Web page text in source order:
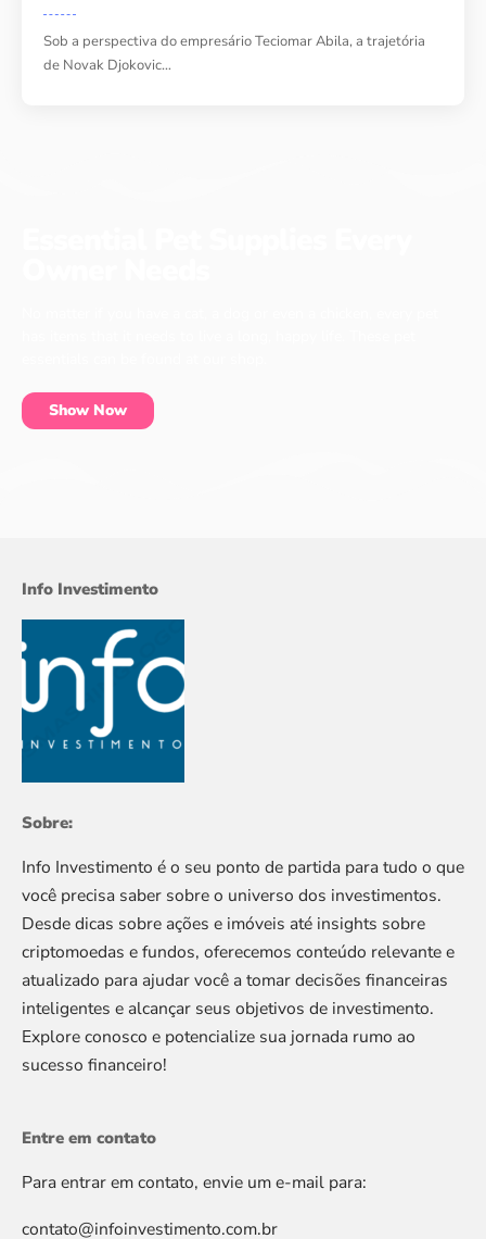
Sob a perspectiva do empresário Teciomar Abila, a trajetória
de Novak Djokovic…
Show Now
Info Investimento
Sobre:
Info Investimento é o seu ponto de partida para tudo o que
você precisa saber sobre o universo dos investimentos.
Desde dicas sobre ações e imóveis até insights sobre
criptomoedas e fundos, oferecemos conteúdo relevante e
atualizado para ajudar você a tomar decisões financeiras
inteligentes e alcançar seus objetivos de investimento.
Explore conosco e potencialize sua jornada rumo ao
sucesso financeiro!
Entre em contato
Para entrar em contato, envie um e-mail para:
contato@infoinvestimento.com.br